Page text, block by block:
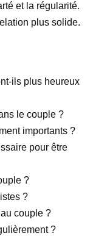
et la régularité.
plus solide.
ils plus heureux
le couple ?
importants ?
pour être
?
?
couple ?
?